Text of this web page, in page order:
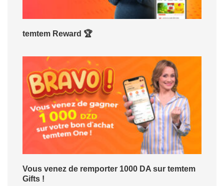
temtem Reward 🏆
Vous venez de remporter 1000 DA sur temtem
Gifts !